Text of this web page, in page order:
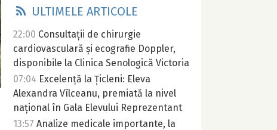
ULTIMELE ARTICOLE
22:00 Consultații de chirurgie
cardiovasculară și ecografie Doppler,
disponibile la Clinica Senologică Victoria
07:04 Excelență la Țicleni: Eleva
Alexandra Vîlceanu, premiată la nivel
național în Gala Elevului Reprezentant
13:57 Analize medicale importante, la